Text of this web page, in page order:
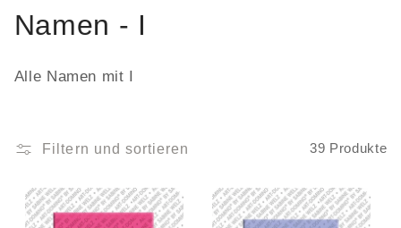
K
o
Namen - I
Alle Namen mit I
Filtern und sortieren 39 Produkte